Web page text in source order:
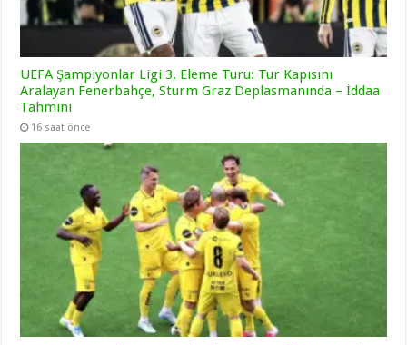
UEFA Şampiyonlar Ligi 3. Eleme Turu: Tur Kapısını
Aralayan Fenerbahçe, Sturm Graz Deplasmanında – İddaa
Tahmini
16 saat önce